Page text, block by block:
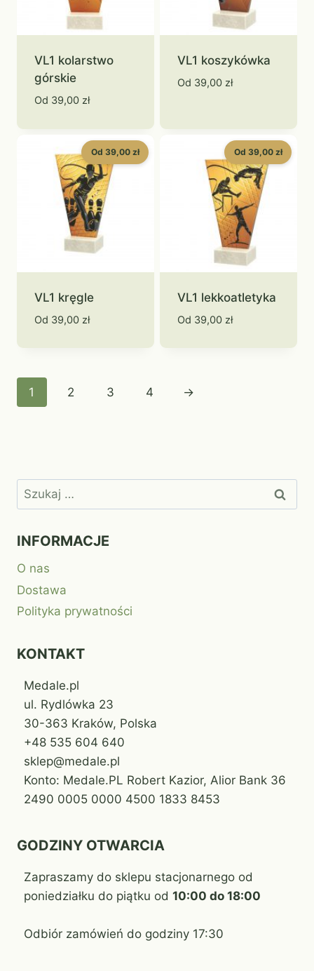
VL1 kolarstwo
górskie
Od 39,00 zł
VL1 koszykówka
Od 39,00 zł
Od 39,00 zł
VL1 kręgle
Od 39,00 zł
Od 39,00 zł
VL1 lekkoatletyka
Od 39,00 zł
1 2 3 4 →
Szukaj:
INFORMACJE
O nas
Dostawa
Polityka prywatności
KONTAKT
Medale.pl
ul. Rydlówka 23
30-363 Kraków, Polska
+48 535 604 640
sklep@medale.pl
Konto: Medale.PL Robert Kazior, Alior Bank 36
2490 0005 0000 4500 1833 8453
GODZINY OTWARCIA
Zapraszamy do sklepu stacjonarnego od
poniedziałku do piątku od 10:00 do 18:00
Odbiór zamówień do godziny 17:30